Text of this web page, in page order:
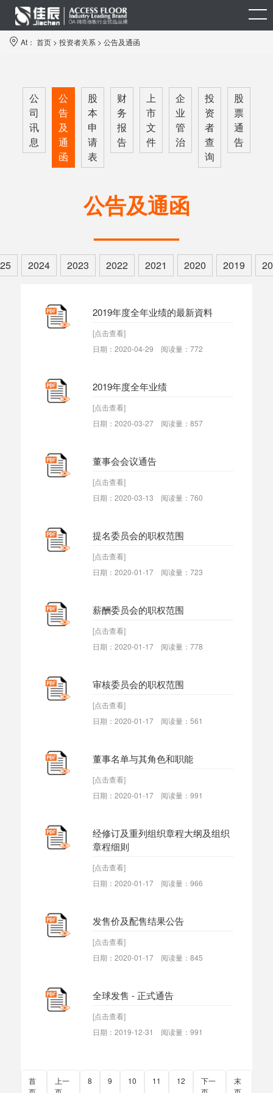
At： 首页 > 投资者关系 > 公告及通函
公
司
讯
息
公
告
及
通
函
股
本
申
请
表
财
务
报
告
上
市
文
件
企
业
管
治
投
资
者
查
询
股
票
通
告
公告及通函
————
2024 2023 2022 2021 2020 2019
2019年度全年业绩的最新資料
[点击查看]
日期：2020-04-29 阅读量：772
2019年度全年业绩
[点击查看]
日期：2020-03-27 阅读量：857
董事会会议通告
[点击查看]
日期：2020-03-13 阅读量：760
提名委员会的职权范围
[点击查看]
日期：2020-01-17 阅读量：723
薪酬委员会的职权范围
[点击查看]
日期：2020-01-17 阅读量：778
审核委员会的职权范围
[点击查看]
日期：2020-01-17 阅读量：561
董事名单与其角色和职能
[点击查看]
日期：2020-01-17 阅读量：991
经修订及重列组织章程大纲及组织
章程细则
[点击查看]
日期：2020-01-17 阅读量：966
发售价及配售结果公告
[点击查看]
日期：2020-01-17 阅读量：845
全球发售 - 正式通告
[点击查看]
日期：2019-12-31 阅读量：991
首
上一
8 9 10 11 12
下一
末